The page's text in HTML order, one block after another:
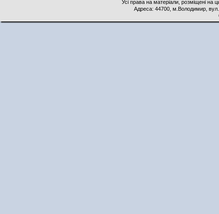
Усі права на матеріали, розміщені на
Адреса: 44700, м.Володимир,